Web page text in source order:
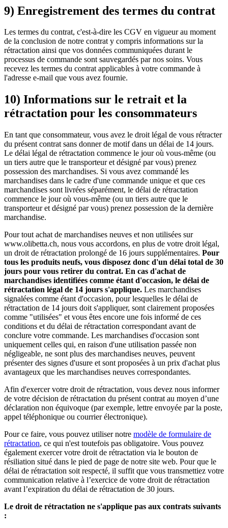
9) Enregistrement des termes du contrat
Les termes du contrat, c'est-à-dire les CGV en vigueur au moment
de la conclusion de notre contrat y compris informations sur la
rétractation ainsi que vos données communiquées durant le
processus de commande sont sauvegardés par nos soins. Vous
recevez les termes du contrat applicables à votre commande à
l'adresse e-mail que vous avez fournie.
10) Informations sur le retrait et la
rétractation pour les consommateurs
En tant que consommateur, vous avez le droit légal de vous rétracter
du présent contrat sans donner de motif dans un délai de 14 jours.
Le délai légal de rétractation commence le jour où vous-même (ou
un tiers autre que le transporteur et désigné par vous) prenez
possession des marchandises. Si vous avez commandé les
marchandises dans le cadre d'une commande unique et que ces
marchandises sont livrées séparément, le délai de rétractation
commence le jour où vous-même (ou un tiers autre que le
transporteur et désigné par vous) prenez possession de la dernière
marchandise.
Pour tout achat de marchandises neuves et non utilisées sur
www.olibetta.ch, nous vous accordons, en plus de votre droit légal,
un droit de rétractation prolongé de 16 jours supplémentaires. Pour
tous les produits neufs, vous disposez donc d'un délai total de 30
jours pour vous retirer du contrat. En cas d'achat de
marchandises identifiées comme étant d'occasion, le délai de
rétractation légal de 14 jours s'applique. Les marchandises
signalées comme étant d'occasion, pour lesquelles le délai de
rétractation de 14 jours doit s'appliquer, sont clairement proposées
comme "utilisées" et vous êtes encore une fois informé de ces
conditions et du délai de rétractation correspondant avant de
conclure votre commande. Les marchandises d'occasion sont
uniquement celles qui, en raison d'une utilisation passée non
négligeable, ne sont plus des marchandises neuves, peuvent
présenter des signes d'usure et sont proposées à un prix d'achat plus
avantageux que les marchandises neuves correspondantes.
Afin d'exercer votre droit de rétractation, vous devez nous informer
de votre décision de rétractation du présent contrat au moyen d’une
déclaration non équivoque (par exemple, lettre envoyée par la poste,
appel téléphonique ou courrier électronique).
Pour ce faire, vous pouvez utiliser notre modèle de formulaire de
rétractation, ce qui n'est toutefois pas obligatoire. Vous pouvez
également exercer votre droit de rétractation via le bouton de
résiliation situé dans le pied de page de notre site web. Pour que le
délai de rétractation soit respecté, il suffit que vous transmettiez votre
communication relative à l’exercice de votre droit de rétractation
avant l’expiration du délai de rétractation de 30 jours.
Le droit de rétractation ne s'applique pas aux contrats suivants
: